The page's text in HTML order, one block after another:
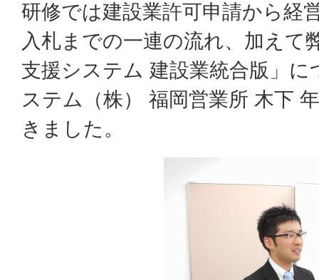
研修では建設業許可申請から経
入札までの一連の流れ、加えて
支援システム 建設業統合版」
ステム（株） 福岡営業所 木下
きました。